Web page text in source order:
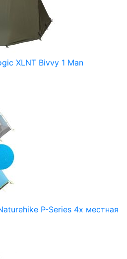
XLNT Bivvy 1 Man
P-Series 4х местная